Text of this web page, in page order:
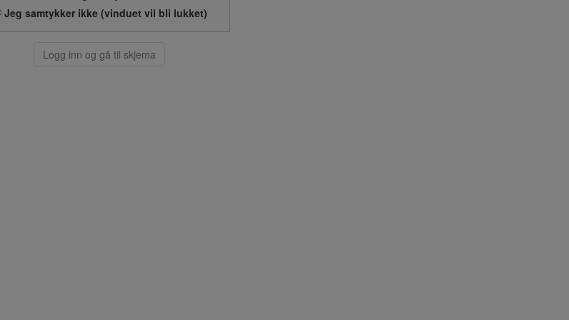
Jeg samtykker ikke (vinduet vil bli lukket)
Logg inn og gå til skjema